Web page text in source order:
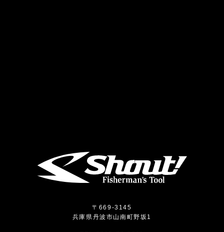
〒669-3145
兵庫県丹波市山南町野坂1